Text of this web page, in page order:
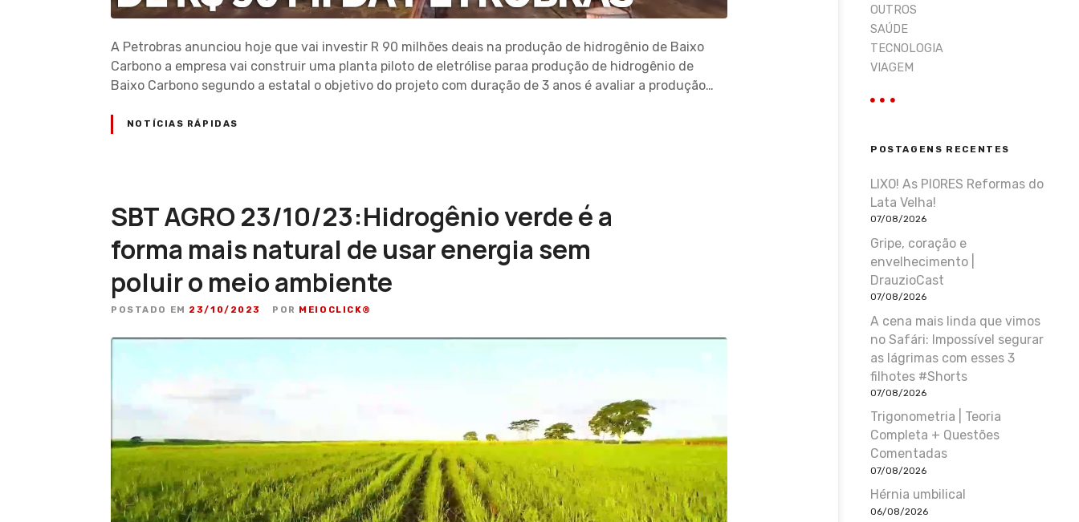
A Petrobras anunciou hoje que vai investir R 90 milhões deais na produção de hidrogênio de Baixo
Carbono a empresa vai construir uma planta piloto de eletrólise paraa produção de hidrogênio de
Baixo Carbono segundo a estatal o objetivo do projeto com duração de 3 anos é avaliar a produção…
NOTÍCIAS RÁPIDAS
SBT AGRO 23/10/23:Hidrogênio verde é a
forma mais natural de usar energia sem
poluir o meio ambiente
POSTADO EM 23/10/2023 POR MEIOCLICK®
OUTROS
SAÚDE
TECNOLOGIA
VIAGEM
POSTAGENS RECENTES
LIXO! As PIORES Reformas do
Lata Velha!
07/08/2026
Gripe, coração e
envelhecimento |
DrauzioCast
07/08/2026
A cena mais linda que vimos
no Safári: Impossível segurar
as lágrimas com esses 3
filhotes #Shorts
07/08/2026
Trigonometria | Teoria
Completa + Questões
Comentadas
07/08/2026
Hérnia umbilical
06/08/2026